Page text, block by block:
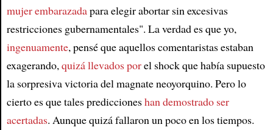
mujer embarazadapara elegir abortar sin excesivas
restricciones gubernamentales". La verdad es que yo,
ingenuamente, pensé que aquellos comentaristas estaban
exagerando,quizá llevados porel shock que había supuesto
la sorpresiva victoria del magnate neoyorquino. Pero lo
cierto es que tales prediccioneshan demostrado ser
acertadas. Aunque quizá fallaron un poco en los tiempos.